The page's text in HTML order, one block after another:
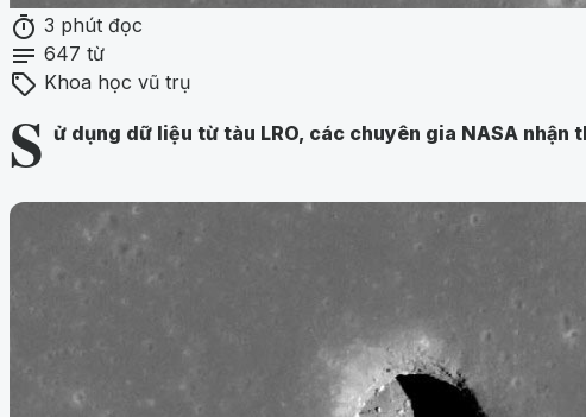
timer 3 phút đọc
notes 647 từ
sell Khoa học vũ trụ
S ử dụng dữ liệu từ tàu LRO, các chuyên gia NASA